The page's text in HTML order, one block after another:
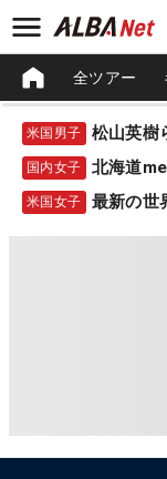
全ツアー
米国男子
国内女子 北海道
米国女子 最新の世